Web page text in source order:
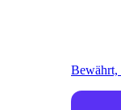
Bewährt,